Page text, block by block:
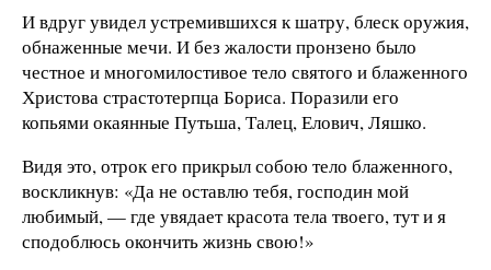
И вдруг увидел устремившихся к шатру, блеск оружия,
обнаженные мечи. И без жалости пронзено было
честное и многомилостивое тело святого и блаженного
Христова страстотерпца Бориса. Поразили его
копьями окаянные Путьша, Талец, Елович, Ляшко.
Видя это, отрок его прикрыл собою тело блаженного,
воскликнув: «Да не оставлю тебя, господин мой
любимый, — где увядает красота тела твоего, тут и я
сподоблюсь окончить жизнь свою!»